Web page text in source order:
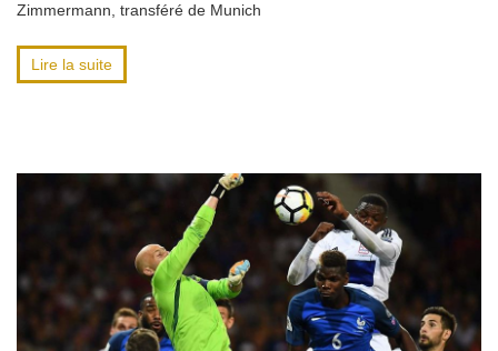
Zimmermann, transféré de Munich
Lire la suite